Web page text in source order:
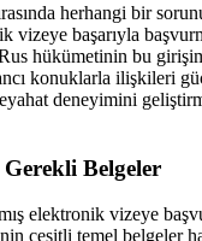
herhangi bir
vizeye başarıyla
hükümetinin bu
konuklarla ilişkileri
deneyimini
Belgeler
elektronik vizeye
çeşitli temel belgeler